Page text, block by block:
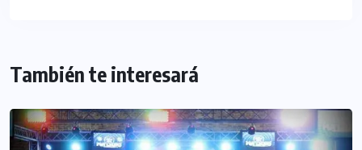
También te interesará